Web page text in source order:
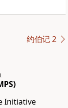
约伯记 2
Initiative